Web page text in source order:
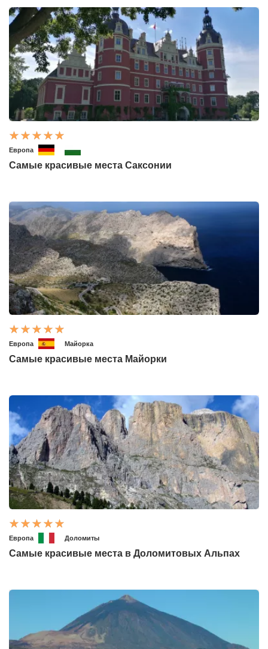
Европа
Самые красивые места Саксонии
Европа Майорка
Самые красивые места Майорки
Европа Доломиты
Самые красивые места в Доломитовых Альпах